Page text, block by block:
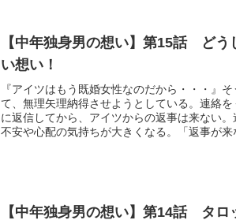
【中年独身男の想い】第15話 どう
い想い！
『アイツはもう既婚女性なのだから・・・』
て、無理矢理納得させようとしている。連絡
に返信してから、アイツからの返事は来ない
不安や心配の気持ちが大きくなる。「返事が来
【中年独身男の想い】第14話 タロ